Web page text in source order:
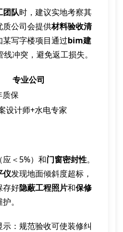
团队时，建议实地考察其
质公司会提供材料验收清
某写字楼项目通过bim建
冲突，避免返工损失。
专业公司
质保
设计师+水电专家
（应＜5%）和门窗密封性。
仪发现地面倾斜度超标，
存好隐蔽工程照片和保修
。
：规范验收可使装修纠